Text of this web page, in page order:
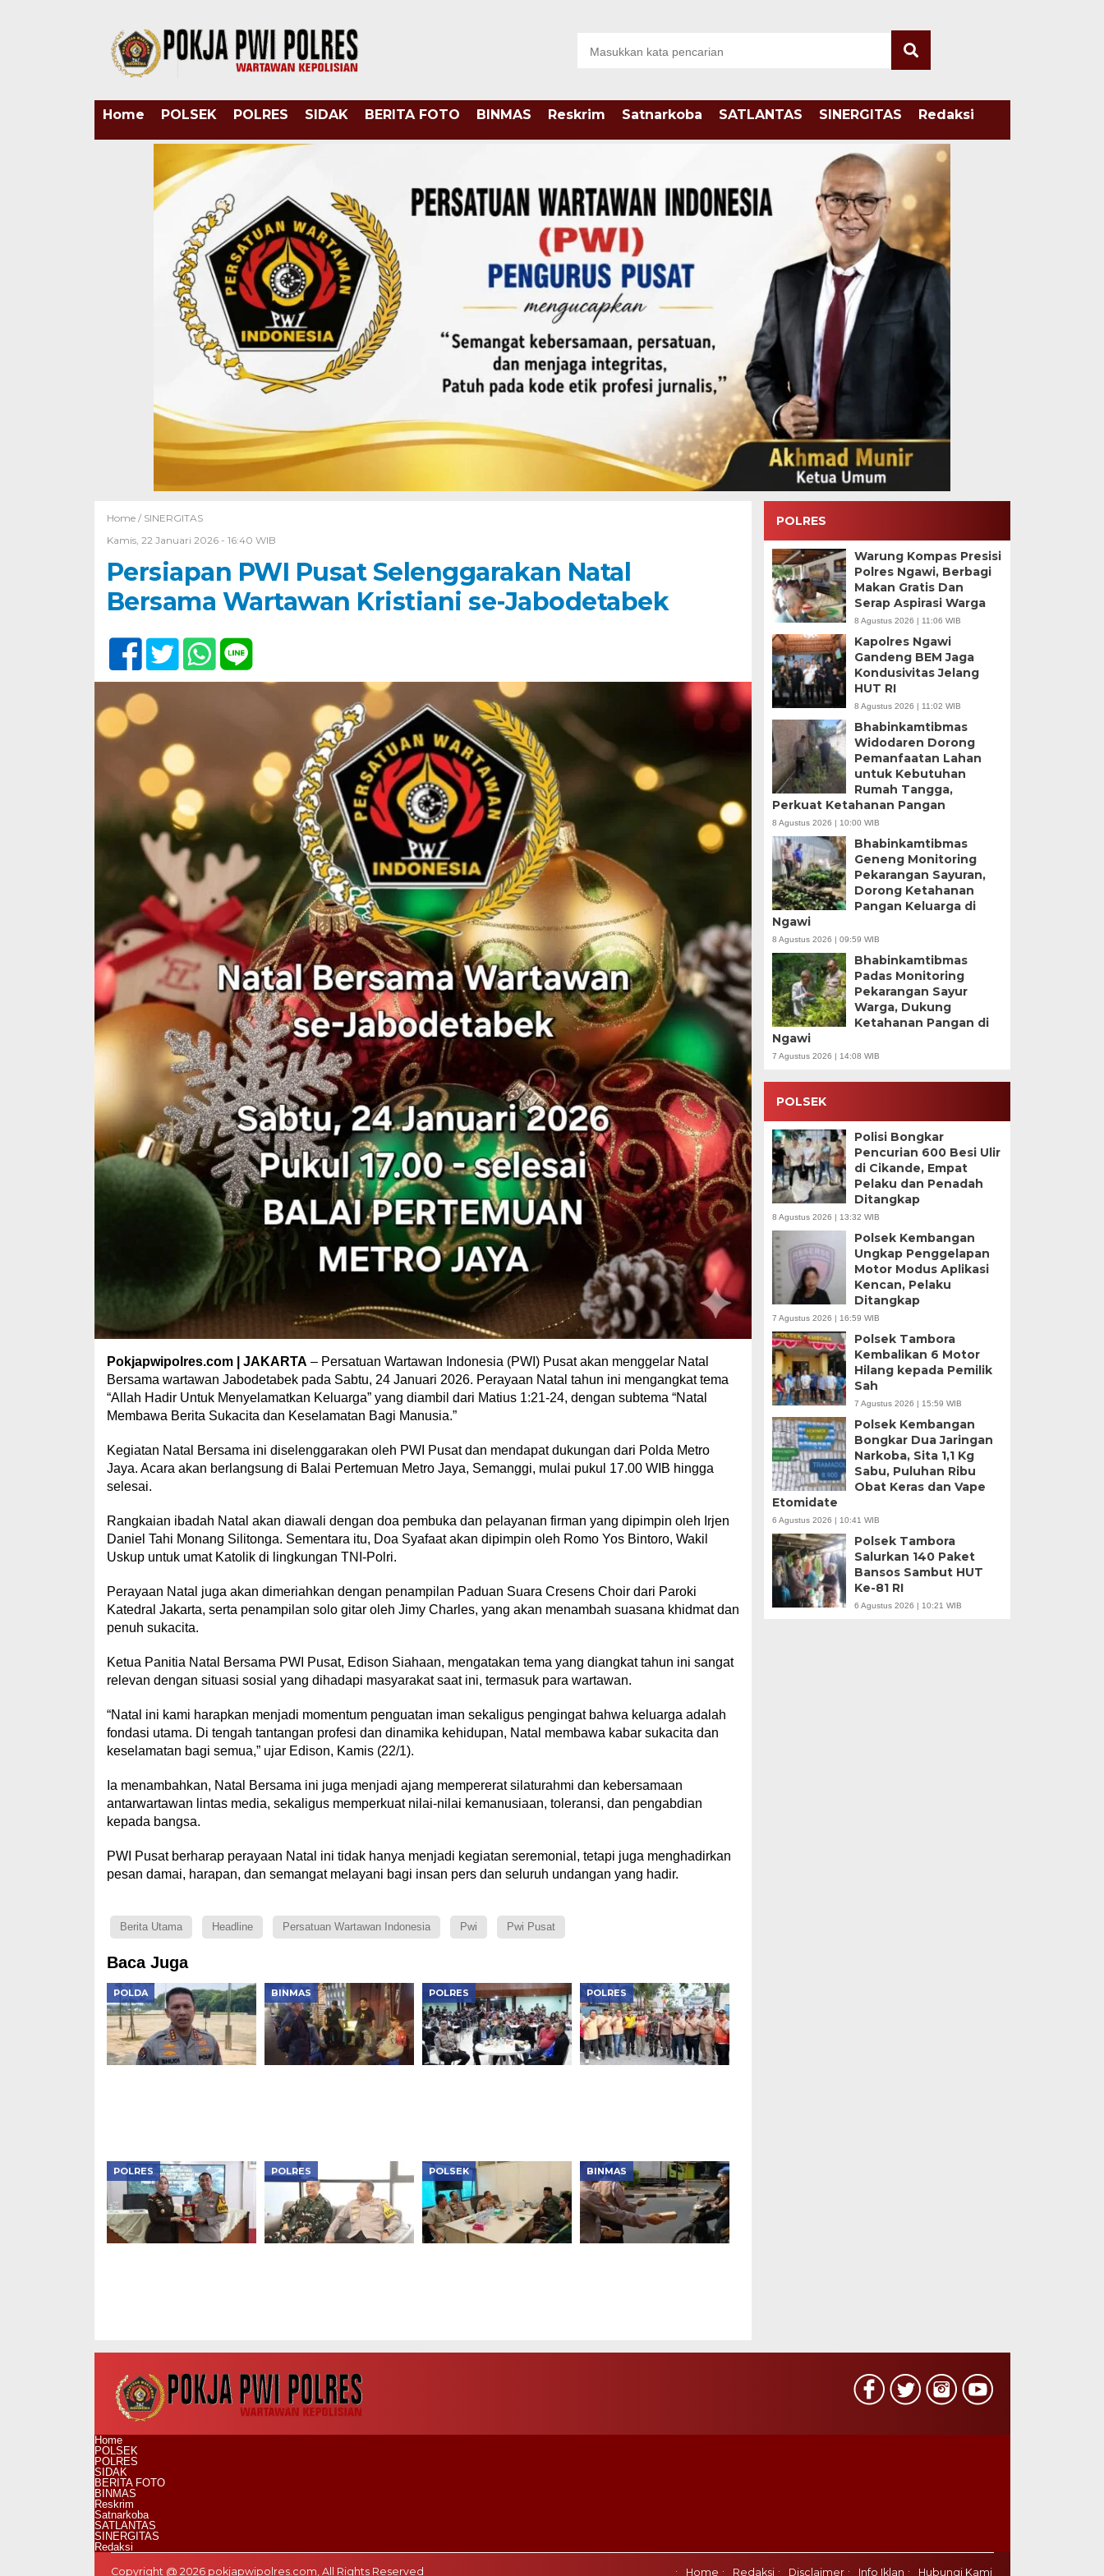
Home POLSEK POLRES SIDAK BERITA FOTO BINMAS Reskrim Satnarkoba SATLANTAS SINERGITAS Redaksi
Home / SINERGITAS
Kamis, 22 Januari 2026 - 16:40 WIB
Persiapan PWI Pusat Selenggarakan Natal
Bersama Wartawan Kristiani se-Jabodetabek
Pokjapwipolres.com JAKARTA – Persatuan Wartawan Indonesia (PWI) Pusat akan menggelar Natal
Bersama wartawan Jabodetabek pada Sabtu, 24 Januari 2026. Perayaan Natal tahun ini mengangkat tema
“Allah Hadir Untuk Menyelamatkan Keluarga” yang diambil dari Matius 1:21-24, dengan subtema “Natal
Membawa Berita Sukacita dan Keselamatan Bagi Manusia.”
Kegiatan Natal Bersama ini diselenggarakan oleh PWI Pusat dan mendapat dukungan dari Polda Metro
Jaya. Acara akan berlangsung di Balai Pertemuan Metro Jaya, Semanggi, mulai pukul 17.00 WIB hingga
selesai.
Rangkaian ibadah Natal akan diawali dengan doa pembuka dan pelayanan firman yang dipimpin oleh Irjen
Daniel Tahi Monang Silitonga. Sementara itu, Doa Syafaat akan dipimpin oleh Romo Yos Bintoro, Wakil
Uskup untuk umat Katolik di lingkungan TNI-Polri.
Perayaan Natal juga akan dimeriahkan dengan penampilan Paduan Suara Cresens Choir dari Paroki
Katedral Jakarta, serta penampilan solo gitar oleh Jimy Charles, yang akan menambah suasana khidmat dan
penuh sukacita.
Ketua Panitia Natal Bersama PWI Pusat, Edison Siahaan, mengatakan tema yang diangkat tahun ini sangat
relevan dengan situasi sosial yang dihadapi masyarakat saat ini, termasuk para wartawan.
“Natal ini kami harapkan menjadi momentum penguatan iman sekaligus pengingat bahwa keluarga adalah
fondasi utama. Di tengah tantangan profesi dan dinamika kehidupan, Natal membawa kabar sukacita dan
keselamatan bagi semua,” ujar Edison, Kamis (22/1).
Ia menambahkan, Natal Bersama ini juga menjadi ajang mempererat silaturahmi dan kebersamaan
antarwartawan lintas media, sekaligus memperkuat nilai-nilai kemanusiaan, toleransi, dan pengabdian
kepada bangsa.
PWI Pusat berharap perayaan Natal ini tidak hanya menjadi kegiatan seremonial, tetapi juga menghadirkan
pesan damai, harapan, dan semangat melayani bagi insan pers dan seluruh undangan yang hadir.
Berita Utama Headline Persatuan Wartawan Indonesia Pwi Pwi Pusat
Baca Juga
POLDA BINMAS POLRES POLRES
POLRES POLRES POLSEK BINMAS
POLRES
Warung Kompas Presisi
Polres Ngawi, Berbagi
Makan Gratis Dan
Serap Aspirasi Warga
8 Agustus 2026 | 11:06 WIB
Kapolres Ngawi
Gandeng BEM Jaga
Kondusivitas Jelang
HUT RI
8 Agustus 2026 | 11:02 WIB
Bhabinkamtibmas
Widodaren Dorong
Pemanfaatan Lahan
untuk Kebutuhan
Rumah Tangga,
Perkuat Ketahanan Pangan
8 Agustus 2026 | 10:00 WIB
Bhabinkamtibmas
Geneng Monitoring
Pekarangan Sayuran,
Dorong Ketahanan
Pangan Keluarga di
Ngawi
8 Agustus 2026 | 09:59 WIB
Bhabinkamtibmas
Padas Monitoring
Pekarangan Sayur
Warga, Dukung
Ketahanan Pangan di
Ngawi
7 Agustus 2026 | 14:08 WIB
POLSEK
Polisi Bongkar
Pencurian 600 Besi Ulir
di Cikande, Empat
Pelaku dan Penadah
Ditangkap
8 Agustus 2026 | 13:32 WIB
Polsek Kembangan
Ungkap Penggelapan
Motor Modus Aplikasi
Kencan, Pelaku
Ditangkap
7 Agustus 2026 | 16:59 WIB
Polsek Tambora
Kembalikan 6 Motor
Hilang kepada Pemilik
Sah
7 Agustus 2026 | 15:59 WIB
Polsek Kembangan
Bongkar Dua Jaringan
Narkoba, Sita 1,1 Kg
Sabu, Puluhan Ribu
Obat Keras dan Vape
Etomidate
6 Agustus 2026 | 10:41 WIB
Polsek Tambora
Salurkan 140 Paket
Bansos Sambut HUT
Ke-81 RI
6 Agustus 2026 | 10:21 WIB
Home
POLSEK
POLRES
SIDAK
BERITA FOTO
BINMAS
Reskrim
Satnarkoba
SATLANTAS
SINERGITAS
Redaksi
Copyright @ 2026 pokjapwipolres.com, All Rights Reserved
Home Redaksi Disclaimer Info Iklan Hubungi Kami